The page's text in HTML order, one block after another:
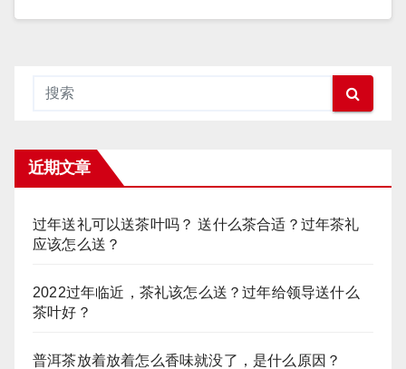
近期文章
过年送礼可以送茶叶吗？ 送什么茶合适？过年茶礼
应该怎么送？
2022过年临近，茶礼该怎么送？过年给领导送什么
茶叶好？
普洱茶放着放着怎么香味就没了，是什么原因？